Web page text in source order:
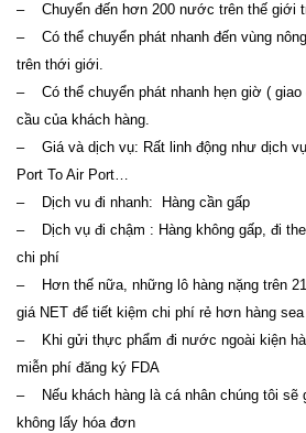
– Chuyển đến hơn 200 nước trên thế giới
– Có thể chuyển phát nhanh đến vùng
trên thới giới.
– Có thể chuyển phát nhanh hẹn giờ ( giao
cầu của khách hàng.
– Giá và dịch vụ: Rất linh động như dịch
Port To Air Port…
– Dịch vu đi nhanh: Hàng cần gấp
– Dịch vụ đi chậm : Hàng không gấp, đi
chi phí
– Hơn thế nữa, những lô hàng nặng trên
giá NET để tiết kiệm chi phí rẻ hơn hàng sea
– Khi gửi thực phẩm đi nước ngoài kiện
miễn phí đăng ký FDA
– Nếu khách hàng là cá nhân chúng tôi sẽ
không lấy hóa đơn